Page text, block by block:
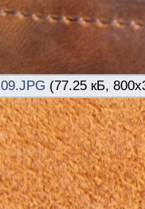
09.JPG (77.25 кБ,